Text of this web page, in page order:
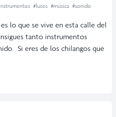
#luces #música #sonido
lo que se vive en esta calle del
tanto instrumentos
Si eres de los chilangos que